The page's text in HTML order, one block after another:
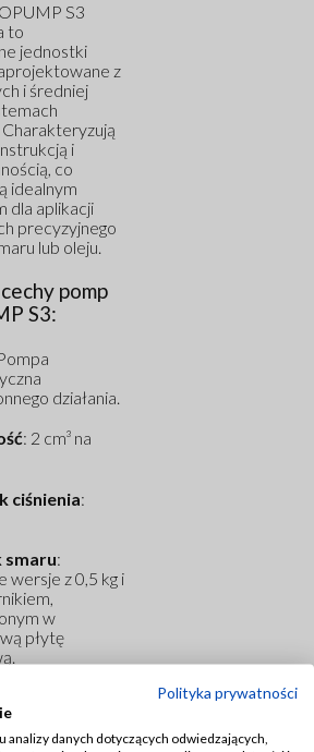
S3
to
jednostki
z
i średniej
i
co
idealnym
dla aplikacji
precyzyjnego
lub oleju.
pomp
S3:
działania.
: 2 cm³ na
ciśnienia:
:
wersje z 0,5 kg i
w
płytę
smarów do
2.
Polityka prywatności
analizy danych dotyczących odwiedzających,